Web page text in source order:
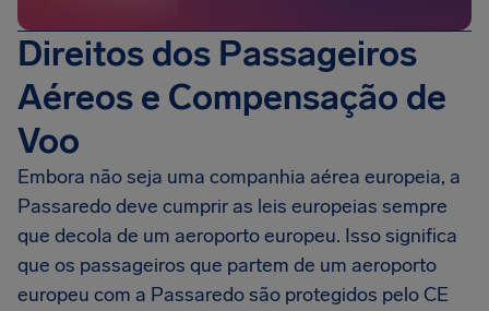
Direitos dos Passageiros
Aéreos e Compensação de
Voo
Embora não seja uma companhia aérea europeia, a
Passaredo deve cumprir as leis europeias sempre
que decola de um aeroporto europeu. Isso significa
que os passageiros que partem de um aeroporto
europeu com a Passaredo são protegidos pelo CE